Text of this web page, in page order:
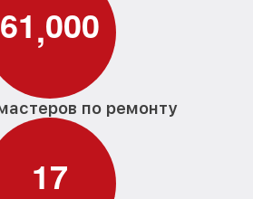
61,000
по ремонту
17